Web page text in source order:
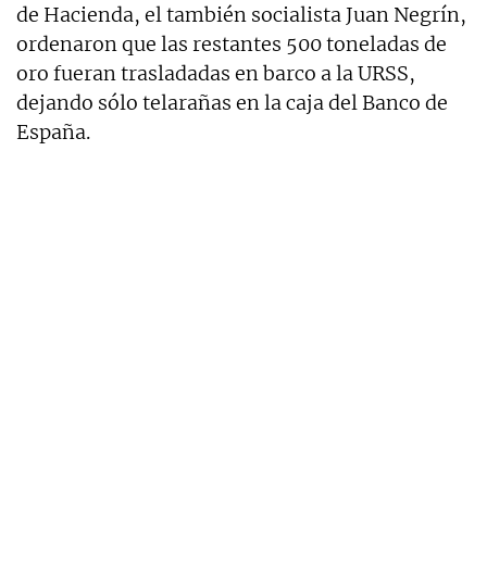
de Hacienda, el también socialista Juan Negrín,
ordenaron que las restantes 500 toneladas de
oro fueran trasladadas en barco a la URSS,
dejando sólo telarañas en la caja del Banco de
España.